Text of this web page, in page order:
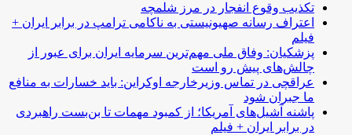
تکذیب وقوع انفجار در مرز شلمچه
اعتراف رسانه صهیونیستی به ناکامی ترامپ در برابر ایران +
فیلم
پزشکیان: وفاق ملی مهم‌ترین سرمایه ایران برای عبور از
چالش‌های پیش رو است
عراقچی در تماس وزیرخارجه اوکراین: باید خسارات به منافع
ما جبران شود
پاشنه آشیل‌های آمریکا؛ از کمبود مهمات تا بن‌بست راهبردی
در برابر ایران + فیلم